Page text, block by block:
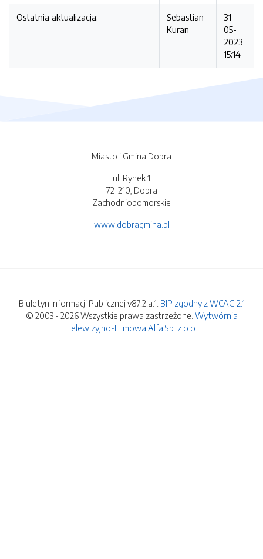
Ostatnia aktualizacja:
Sebastian
Kuran
31-
05-
2023
15:14
Miasto i Gmina Dobra
ul. Rynek 1
72-210, Dobra
Zachodniopomorskie
www.dobragmina.pl
Biuletyn Informacji Publicznej v87.2.a.1. BIP zgodny z WCAG 2.1
© 2003 - 2026 Wszystkie prawa zastrzeżone. Wytwórnia
Telewizyjno-Filmowa Alfa Sp. z o.o.